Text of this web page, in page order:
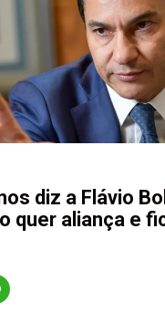
diz a Flávio
quer aliança e